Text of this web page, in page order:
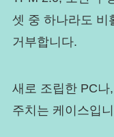
셋 중 하나라도 비
거부합니다.
새로 조립한 PC
주치는 케이스입